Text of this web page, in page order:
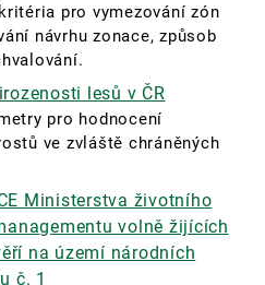
pro vymezování zón
návrhu zonace, způsob
lesů v ČR
pro hodnocení
ve zvláště chráněných
Ministerstva životního
volně žijících
na území národních
č. 1